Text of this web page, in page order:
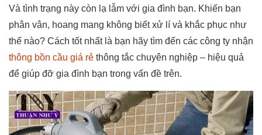
Và tình trạng này còn lạ lẫm với gia đình bạn. Khiến bạn
phân vân, hoang mang không biết xử lí và khắc phục như
thế nào? Cách tốt nhất là bạn hãy tìm đến các công ty nhận
thông bồn cầu giá rẻ thông tắc chuyên nghiệp – hiệu quả
để giúp đỡ gia đình bạn trong vấn đề trên.